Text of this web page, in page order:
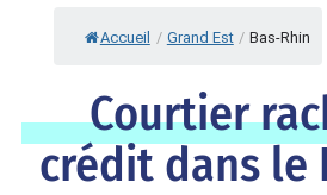
Accueil / Grand Est / Bas-Rhin
Courtier
crédit dans le